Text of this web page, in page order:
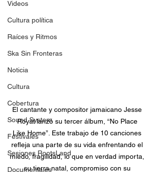
Videos
Cultura política
Raíces y Ritmos
Ska Sin Fronteras
Noticia
Cultura
Cobertura
Sound System
Festivales
Sesiones RootsLand
Documentales
El cantante y compositor jamaicano Jesse
Royal lanzó su tercer álbum, “No Place
Like Home”. Este trabajo de 10 canciones
refleja una parte de su vida enfrentando el
miedo, fragilidad, lo que en verdad importa,
su tierra natal, compromiso con su